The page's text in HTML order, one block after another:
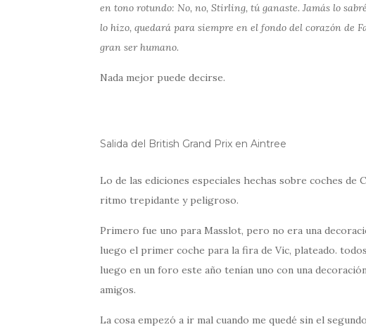
en tono rotundo: No, no, Stirling, tú ganaste. Jamás lo
lo hizo, quedará para siempre en el fondo del corazón de
gran ser humano.
Nada mejor puede decirse.
Salida del British Grand Prix en Aintree
Lo de las ediciones especiales hechas sobre coches
ritmo trepidante y peligroso.
Primero fue uno para Masslot, pero no era una
luego el primer coche para la fira de Vic, plateado.
luego en un foro este año tenían uno con una
amigos.
La cosa empezó a ir mal cuando me quedé sin el